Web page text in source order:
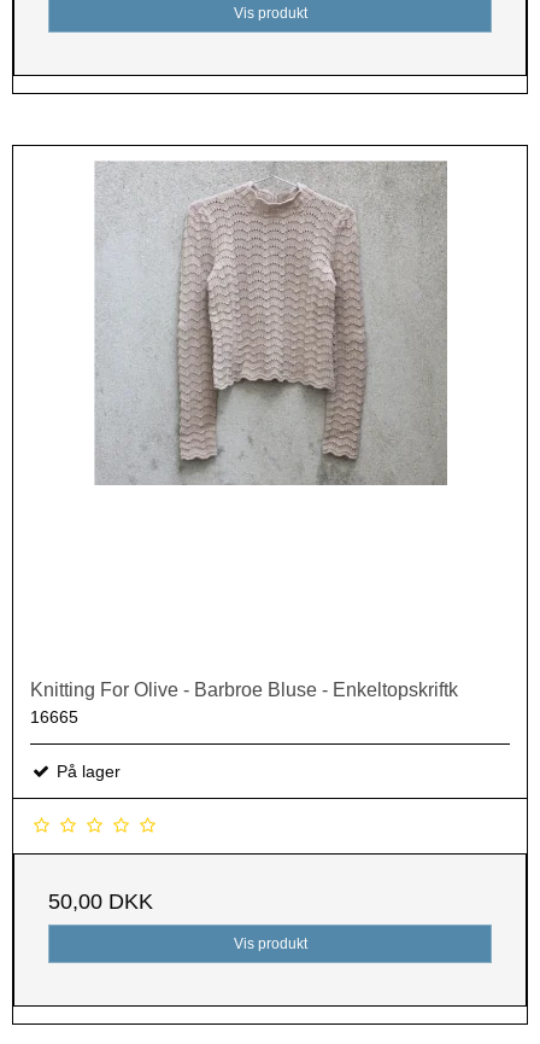
Vis produkt
Knitting For Olive - Barbroe Bluse - Enkeltopskriftk
16665
På lager
50,00 DKK
Vis produkt